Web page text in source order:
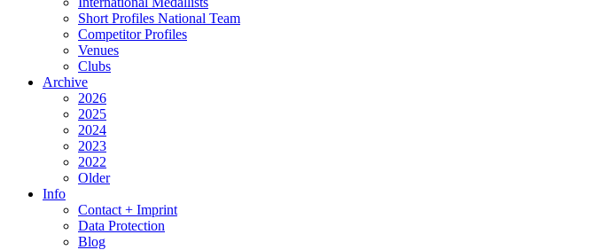
Short Profiles National Team
Competitor Profiles
Venues
Clubs
Archive
2026
2025
2024
2023
2022
Older
Info
Contact + Imprint
Data Protection
Blog